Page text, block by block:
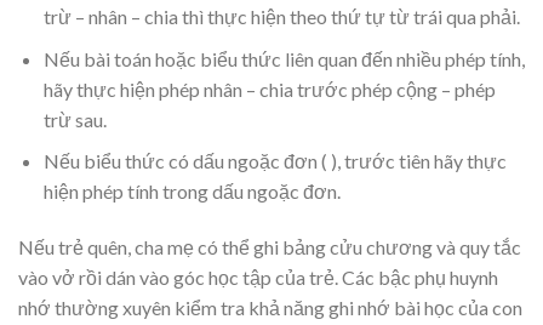
trừ – nhân – chia thì thực hiện theo thứ tự từ trái qua phải.
Nếu bài toán hoặc biểu thức liên quan đến nhiều phép tính,
hãy thực hiện phép nhân – chia trước phép cộng – phép
trừ sau.
Nếu biểu thức có dấu ngoặc đơn ( ), trước tiên hãy thực
hiện phép tính trong dấu ngoặc đơn.
Nếu trẻ quên, cha mẹ có thể ghi bảng cửu chương và quy tắc
vào vở rồi dán vào góc học tập của trẻ. Các bậc phụ huynh
nhớ thường xuyên kiểm tra khả năng ghi nhớ bài học của con